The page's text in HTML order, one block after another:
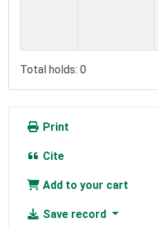
Total holds: 0
Print
Cite
Add to your cart
Save record